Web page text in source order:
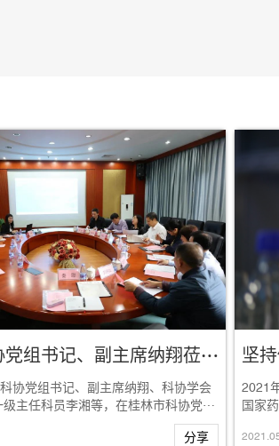
自治区科协党组书记、副主席纳翔莅临桂林南药调研指导工作
协党组书记、副主席纳翔、科协学会
主任科员李湘等，在桂林市科协党组
主席彭友萍、市科技局党组成员...
分享
2021
国家
2021 .